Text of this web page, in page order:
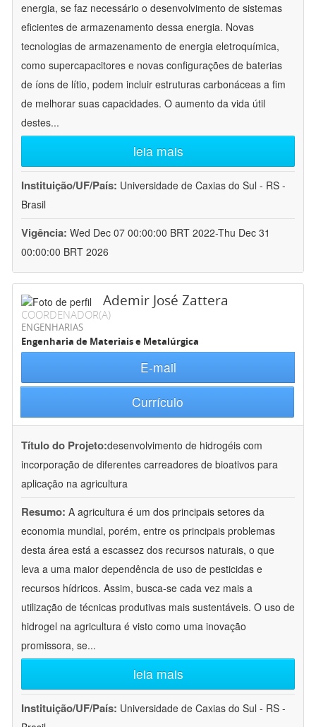
energia, se faz necessário o desenvolvimento de sistemas
eficientes de armazenamento dessa energia. Novas
tecnologias de armazenamento de energia eletroquímica,
como supercapacitores e novas configurações de baterias
de íons de lítio, podem incluir estruturas carbonáceas a fim
de melhorar suas capacidades. O aumento da vida útil
destes...
leia mais
Instituição/UF/País: Universidade de Caxias do Sul - RS -
Brasil
Vigência: Wed Dec 07 00:00:00 BRT 2022-Thu Dec 31
00:00:00 BRT 2026
Ademir José Zattera
COORDENADOR(A)
ENGENHARIAS
Engenharia de Materiais e Metalúrgica
E-mail
Currículo
Título do Projeto:desenvolvimento de hidrogéis com
incorporação de diferentes carreadores de bioativos para
aplicação na agricultura
Resumo: A agricultura é um dos principais setores da
economia mundial, porém, entre os principais problemas
desta área está a escassez dos recursos naturais, o que
leva a uma maior dependência de uso de pesticidas e
recursos hídricos. Assim, busca-se cada vez mais a
utilização de técnicas produtivas mais sustentáveis. O uso de
hidrogel na agricultura é visto como uma inovação
promissora, se...
leia mais
Instituição/UF/País: Universidade de Caxias do Sul - RS -